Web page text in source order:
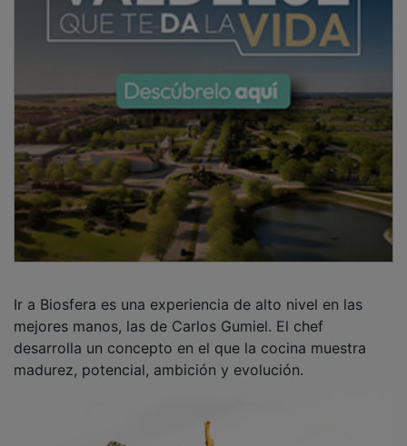
Ir a Biosfera es una experiencia de alto nivel en las
mejores manos, las de Carlos Gumiel. El chef
desarrolla un concepto en el que la cocina muestra
madurez, potencial, ambición y evolución.